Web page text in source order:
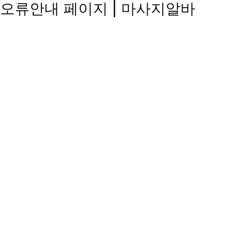
오류안내 페이지 | 마사지알바